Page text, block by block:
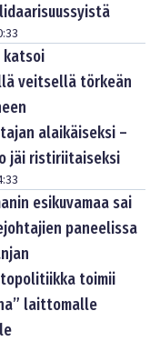
katsoi
veitsellä törkeän
alaikäiseksi –
jäi ristiriitaiseksi
esikuvamaa sai
paneelissa
toimii
laittomalle